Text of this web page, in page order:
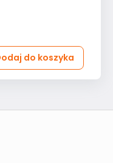
do koszyka